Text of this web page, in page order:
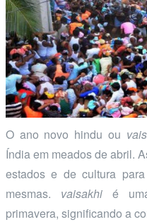
O ano novo hindu ou
Índia em meados de abril.
estados e de cultura
mesmas. vaisakhi é
primavera, significando a